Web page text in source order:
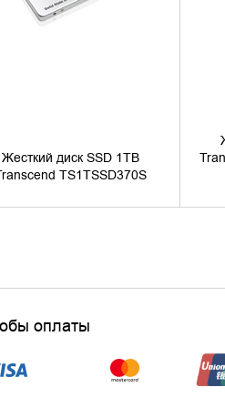
Жесткий диск SSD 1TB
TS1TSSD370S
оплаты